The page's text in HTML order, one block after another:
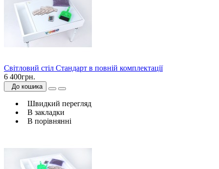
Світловий стіл Стандарт в повній комплектації
6 400грн.
До кошика
Швидкий перегляд
В закладки
В порівнянні